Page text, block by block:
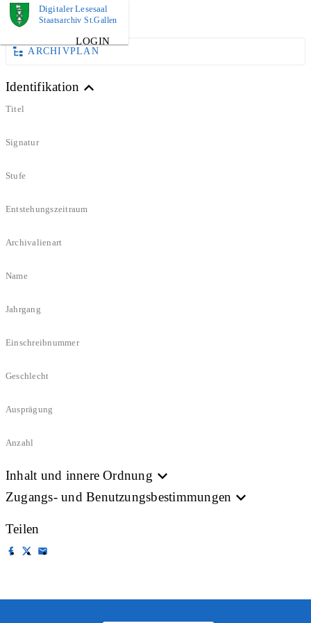
Digitaler Lesesaal
Staatsarchiv St.Gallen
LOGIN
KARTEI
ARCHIVPLAN
Identifikation
Titel
Signatur
Stufe
Entstehungszeitraum
Archivalienart
Name
Jahrgang
Einschreibnummer
Geschlecht
Ausprägung
Anzahl
Inhalt und innere Ordnung
Zugangs- und Benutzungsbestimmungen
Teilen